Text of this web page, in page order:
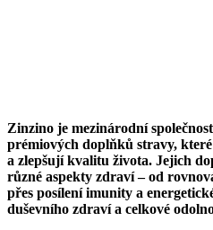
Zinzino je mezinárodní
prémiových doplňků stravy,
a zlepšují kvalitu života. Jejich
různé aspekty zdraví – od
přes posílení imunity a
duševního zdraví a celkové